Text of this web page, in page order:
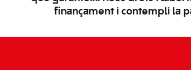
finançament i contempli la